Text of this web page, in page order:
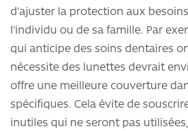
d'ajuster la protection aux
l'individu ou de sa famille. Par
qui anticipe des soins dentaires
nécessite des lunettes devrait
offre une meilleure couverture
spécifiques. Cela évite de
inutiles qui ne seront pas